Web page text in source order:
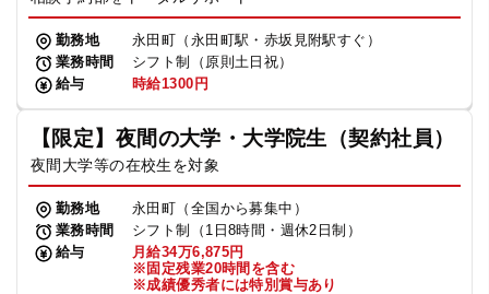
勤務地
永田町（永田町駅・赤坂見附駅すぐ）
業務時間
シフト制（原則土日祝）
給与
時給1300円
【限定】夜間の大学・大学院生（契約社員）
夜間大学等の在校生を対象
勤務地
永田町（全国から募集中）
業務時間
シフト制（1日8時間・週休2日制）
給与
月給34万6,875円
※固定残業20時間を含む
※成績優秀者には特別賞与あり